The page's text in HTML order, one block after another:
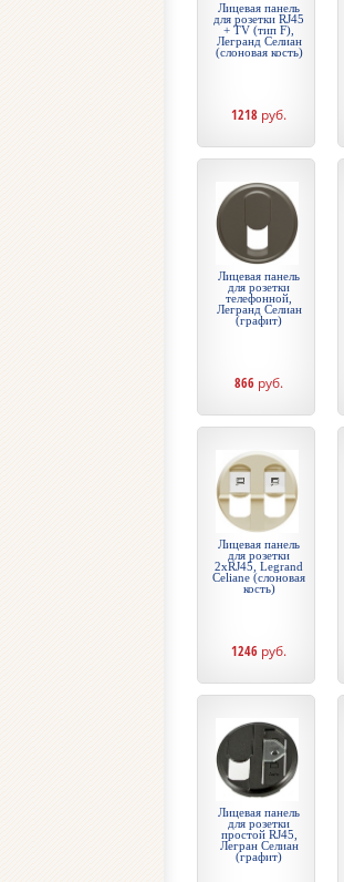
Лицевая панель
для розетки RJ45
+ TV (тип F),
Легранд Селиан
(слоновая кость)
1218 руб.
Лицевая панель
для розетки
телефонной,
Легранд Селиан
(графит)
866 руб.
Лицевая панель
для розетки
2хRJ45, Legrand
Celiane (слоновая
кость)
1246 руб.
Лицевая панель
для розетки
простой RJ45,
Легран Селиан
(графит)